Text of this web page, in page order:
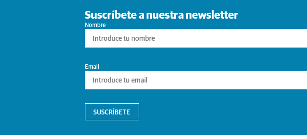
Suscríbete a nuestra newsletter
Nombre
Email
SUSCRÍBETE